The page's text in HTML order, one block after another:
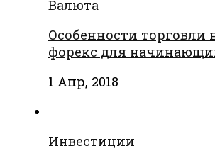
Валюта
Особенности торговли
форекс для
1 Апр, 2018
Инвестиции